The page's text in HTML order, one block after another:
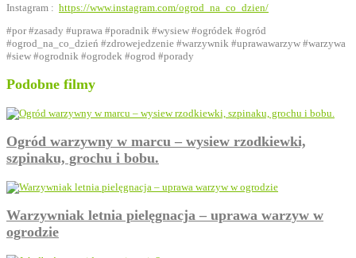
Instagram : https://www.instagram.com/ogrod_na_co_dzien/
#por#zasady #uprawa #poradnik #wysiew #ogródek #ogród
#ogrod_na_co_dzień #zdrowejedzenie #warzywnik #uprawawarzyw #warzywa
#siew #ogrodnik #ogrodek #ogrod #porady
Podobne filmy
Ogród warzywny w marcu – wysiew rzodkiewki,
szpinaku, grochu i bobu.
Warzywniak letnia pielęgnacja – uprawa warzyw w
ogrodzie